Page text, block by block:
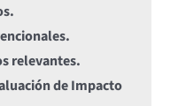
relevantes.
de Impacto